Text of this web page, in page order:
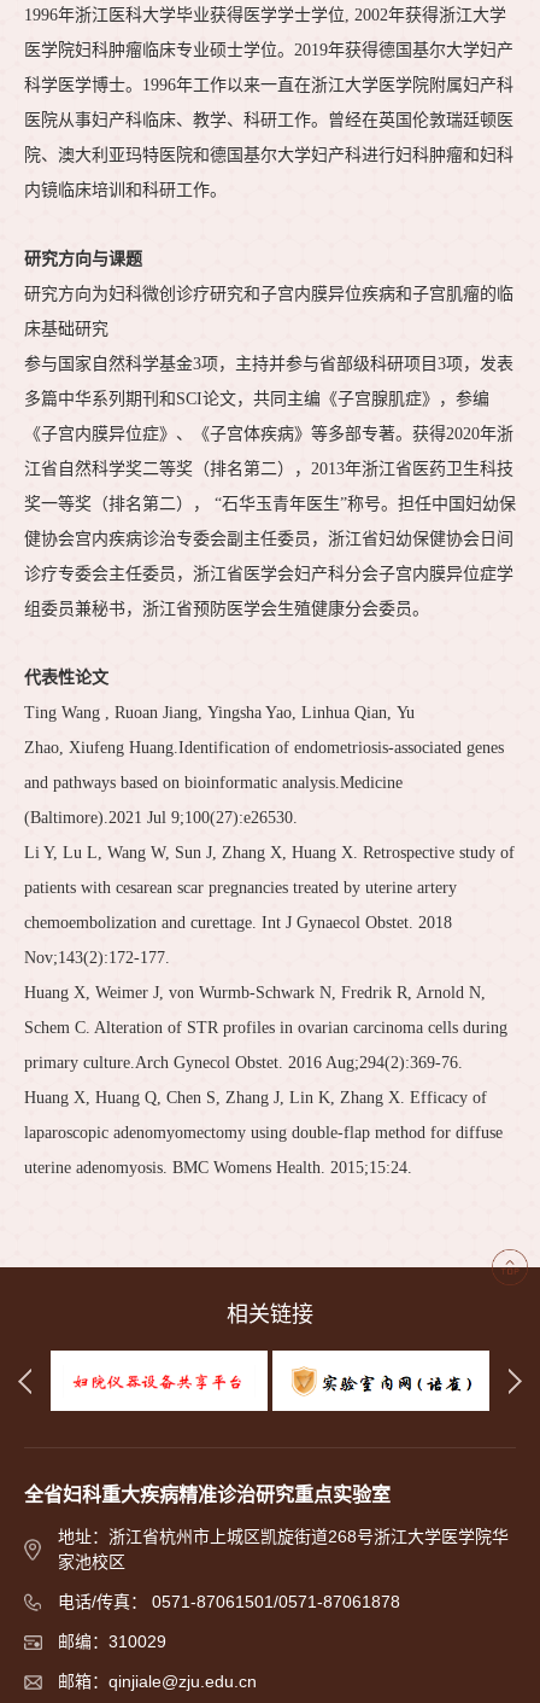
1996年浙江医科大学毕业获得医学学士学位, 2002年获得浙江大学
医学院妇科肿瘤临床专业硕士学位。2019年获得德国基尔大学妇产
科学医学博士。1996年工作以来一直在浙江大学医学院附属妇产科
医院从事妇产科临床、教学、科研工作。曾经在英国伦敦瑞廷顿医
院、澳大利亚玛特医院和德国基尔大学妇产科进行妇科肿瘤和妇科
内镜临床培训和科研工作。
研究方向与课题
研究方向为妇科微创诊疗研究和子宫内膜异位疾病和子宫肌瘤的临
床基础研究
参与国家自然科学基金3项，主持并参与省部级科研项目3项，发表
多篇中华系列期刊和SCI论文，共同主编《子宫腺肌症》，参编
《子宫内膜异位症》、《子宫体疾病》等多部专著。获得2020年浙
江省自然科学奖二等奖（排名第二），2013年浙江省医药卫生科技
奖一等奖（排名第二）， “石华玉青年医生”称号。担任中国妇幼保
健协会宫内疾病诊治专委会副主任委员，浙江省妇幼保健协会日间
诊疗专委会主任委员，浙江省医学会妇产科分会子宫内膜异位症学
组委员兼秘书，浙江省预防医学会生殖健康分会委员。
代表性论文
Ting Wang , Ruoan Jiang, Yingsha Yao, Linhua Qian, Yu
Zhao, Xiufeng Huang.Identification of endometriosis-associated genes
and pathways based on bioinformatic analysis.Medicine
(Baltimore).2021 Jul 9;100(27):e26530.
Li Y, Lu L, Wang W, Sun J, Zhang X, Huang X. Retrospective study of
patients with cesarean scar pregnancies treated by uterine artery
chemoembolization and curettage. Int J Gynaecol Obstet. 2018
Nov;143(2):172-177.
Huang X, Weimer J, von Wurmb-Schwark N, Fredrik R, Arnold N,
Schem C. Alteration of STR profiles in ovarian carcinoma cells during
primary culture.Arch Gynecol Obstet. 2016 Aug;294(2):369-76.
Huang X, Huang Q, Chen S, Zhang J, Lin K, Zhang X. Efficacy of
laparoscopic adenomyomectomy using double-flap method for diffuse
uterine adenomyosis. BMC Womens Health. 2015;15:24.
相关链接
全省妇科重大疾病精准诊治研究重点实验室
地址：浙江省杭州市上城区凯旋街道268号浙江大学医学院华
家池校区
电话/传真： 0571-87061501/0571-87061878
邮编：310029
邮箱：qinjiale@zju.edu.cn